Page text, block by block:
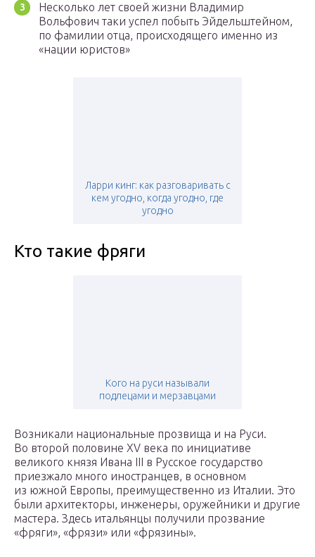
Несколько лет своей жизни Владимир
Вольфович таки успел побыть Эйдельштейном,
по фамилии отца, происходящего именно из
«нации юристов»
Ларри кинг: как разговаривать с
кем угодно, когда угодно, где
угодно
Кто такие фряги
Кого на руси называли
подлецами и мерзавцами
Возникали национальные прозвища и на Руси.
Во второй половине XV века по инициативе
великого князя Ивана III в Русское государство
приезжало много иностранцев, в основном
из южной Европы, преимущественно из Италии. Это
были архитекторы, инженеры, оружейники и другие
мастера. Здесь итальянцы получили прозвание
«фряги», «фрязи» или «фрязины».